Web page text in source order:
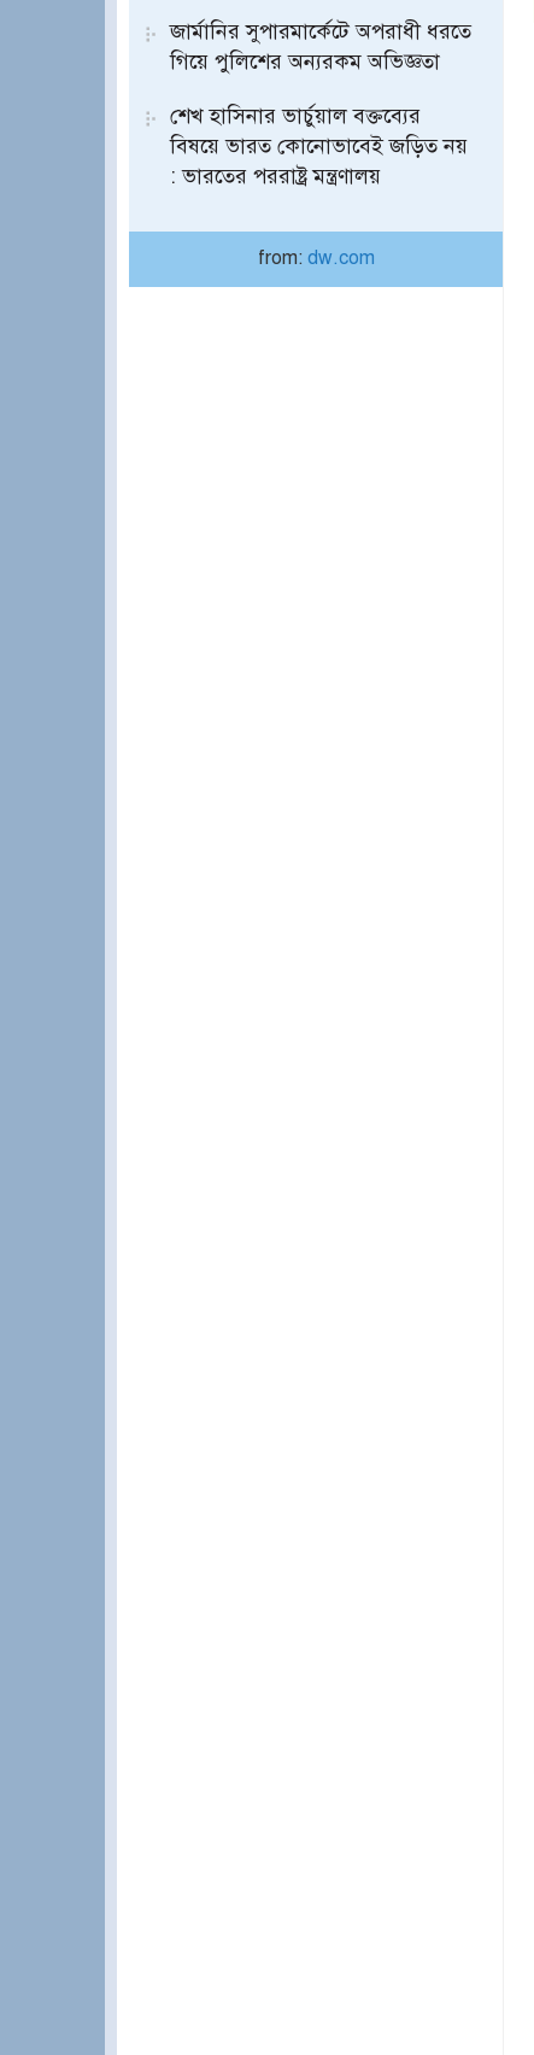
জার্মানির সুপারমার্কেটে অপরাধী ধরতে
গিয়ে পুলিশের অন্যরকম অভিজ্ঞতা
শেখ হাসিনার ভার্চুয়াল বক্তব্যের
বিষয়ে ভারত কোনোভাবেই জড়িত নয়
: ভারতের পররাষ্ট্র মন্ত্রণালয়
from: dw.com